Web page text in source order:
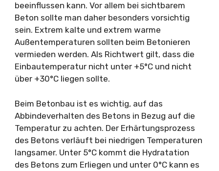
beeinflussen kann. Vor allem bei sichtbarem
Beton sollte man daher besonders vorsichtig
sein. Extrem kalte und extrem warme
Außentemperaturen sollten beim Betonieren
vermieden werden. Als Richtwert gilt, dass die
Einbautemperatur nicht unter +5°C und nicht
über +30°C liegen sollte.
Beim Betonbau ist es wichtig, auf das
Abbindeverhalten des Betons in Bezug auf die
Temperatur zu achten. Der Erhärtungsprozess
des Betons verläuft bei niedrigen Temperaturen
langsamer. Unter 5°C kommt die Hydratation
des Betons zum Erliegen und unter 0°C kann es